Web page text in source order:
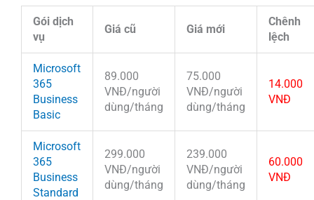
Gói dịch
vụ
Giá cũ Giá mới
Chênh
lệch
Microsoft
365
Business
Basic
89.000
VNĐ/người
dùng/tháng
75.000
VNĐ/người
dùng/tháng
14.000
VNĐ
Microsoft
365
Business
Standard
299.000
VNĐ/người
dùng/tháng
239.000
VNĐ/người
dùng/tháng
60.000
VNĐ